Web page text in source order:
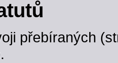
přebíraných